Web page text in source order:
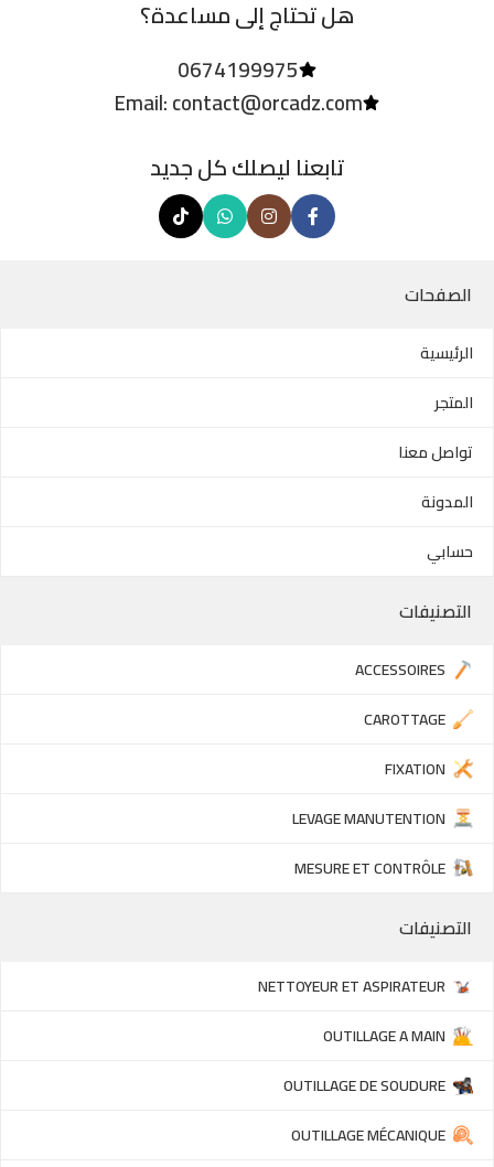
هل تحتاج إلى مساعدة؟
0674199975
Email: contact@orcadz.com
تابعنا ليصلك كل جديد
الصفحات
الرئيسية
المتجر
تواصل معنا
المدونة
حسابي
التصنيفات
ACCESSOIRES
CAROTTAGE
FIXATION
LEVAGE MANUTENTION
MESURE ET CONTRÔLE
التصنيفات
NETTOYEUR ET ASPIRATEUR
OUTILLAGE A MAIN
OUTILLAGE DE SOUDURE
OUTILLAGE MÉCANIQUE